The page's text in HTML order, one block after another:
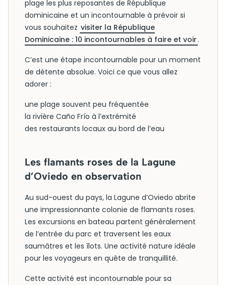
plage les plus reposantes de République
dominicaine et un incontournable à prévoir si
vous souhaitez visiter la République
Dominicaine : 10 incontournables à faire et voir .
C’est une étape incontournable pour un moment
de détente absolue. Voici ce que vous allez
adorer :
une plage souvent peu fréquentée
la rivière Caño Frío à l’extrémité
des restaurants locaux au bord de l’eau
Les flamants roses de la Lagune
d’Oviedo en observation
Au sud-ouest du pays, la Lagune d’Oviedo abrite
une impressionnante colonie de flamants roses.
Les excursions en bateau partent généralement
de l’entrée du parc et traversent les eaux
saumâtres et les îlots. Une activité nature idéale
pour les voyageurs en quête de tranquillité.
Cette activité est incontournable pour sa